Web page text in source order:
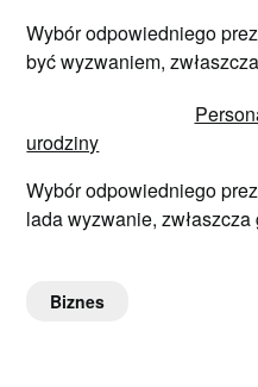
Wybór odpowiedniego
być wyzwaniem,
urodziny
Wybór odpowiedniego
lada wyzwanie,
Biznes